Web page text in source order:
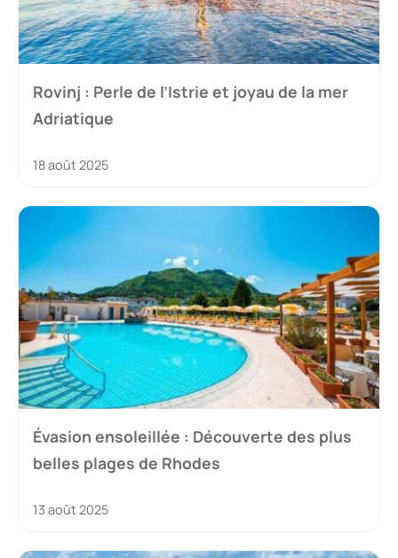
Rovinj : Perle de l’Istrie et joyau de la mer
Adriatique
18 août 2025
Évasion ensoleillée : Découverte des plus
belles plages de Rhodes
13 août 2025